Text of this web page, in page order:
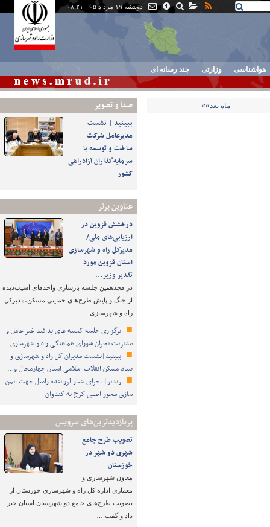
دوشنبه ۱۹ مرداد ۰۵ - ۰۸:۲۱
هواشناسی وزارتی چند رسانه ای
صدا و تصوير
ببینید | نشست
مدیرعامل شرکت
ساخت و توسعه با
سرمایه‌گذاران آزادراهی
کشور
عناوین برتر
درخشش قزوین در
ارزیابی‌های ملی/
مدیرکل راه و شهرسازی
استان قزوین مورد
تقدیر وزیر…
در هجدهمین جلسه بازسازی واحدهای آسیب‌دیده
از جنگ و پایش طرح‌های حمایتی مسکن،مدیرکل
راه و شهرسازی…
برگزاری جلسه کمیته های پدافند غیر عامل و
مدیریت بحران شورای هماهنگی راه و شهرسازی…
ببینید|نشست مدیران‌ کل راه و شهرسازی و
بنیاد مسکن انقلاب اسلامی استان چهارمحال و…
ویدیو| اجرای شیار لرزاننده رامبل جهت ایمن
سازی محور اصلی کرج به کندوان
پربازدیدترین‌های سرویس
تصویب طرح‌ جامع
شهری دو شهر در
خوزستان
معاون شهرسازی و
معماری اداره کل راه و شهرسازی خوزستان از
تصویب طرح‌های جامع دو شهرستان استان خبر
داد و گفت:…
ماه بعد»»